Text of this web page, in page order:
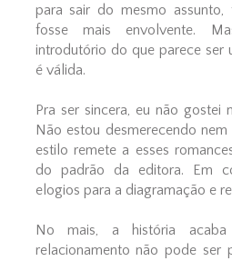
para sair do mesmo assunto,
fosse mais envolvente.
introdutório do que parece ser
é válida.
Pra ser sincera, eu não gostei
Não estou desmerecendo
estilo remete a esses
do padrão da editora. Em
elogios para a diagramação e
No mais, a história
relacionamento não pode ser